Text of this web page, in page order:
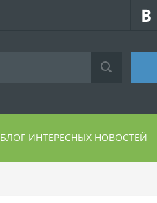
БЛОГ ИНТЕРЕСНЫХ НОВОСТЕЙ